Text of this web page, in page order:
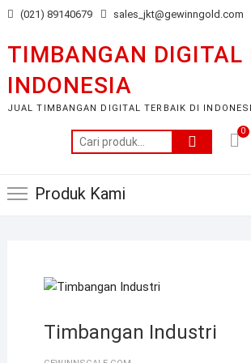
Skip
content
(021) 89140679 sales_jkt@gewinngold.com
TIMBANGAN DIGITAL
INDONESIA
JUAL TIMBANGAN DIGITAL TERBAIK DI
Pencarian
untuk:
0
Produk Kami
Timbangan Industri